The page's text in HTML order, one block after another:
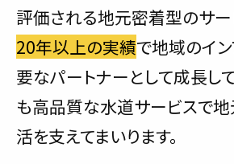
評価される地元密着型のサー
20年以上の実績で地域のイ
要なパートナーとして成長し
も高品質な水道サービスで
活を支えてまいります。